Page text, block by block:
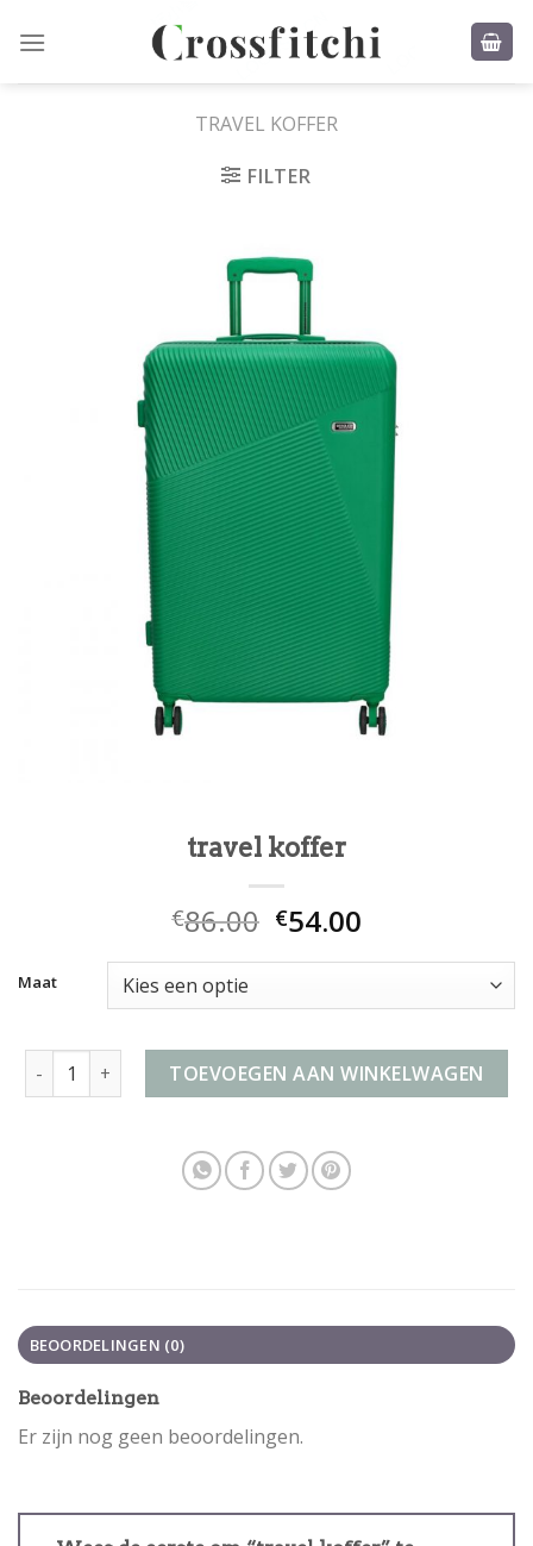
TRAVEL KOFFER
FILTER
travel koffer
€86.00 €54.00
Maat
travel koffer aantalTOEVOEGEN AAN WINKELWAGEN
BEOORDELINGEN (0)
Beoordelingen
Er zijn nog geen beoordelingen.